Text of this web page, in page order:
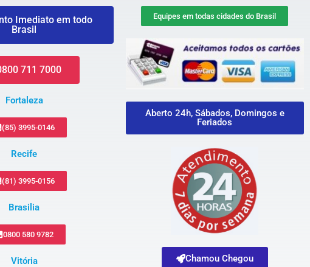
Imediato em todo
Brasil
711 7000
Fortaleza
(85) 3995-0146
Recife
(81) 3995-0156
Brasilia
0800 580 9782
Vitória
Equipes em todas cidades do Brasil
Aberto 24h, Sábados, Domingos e
Feriados
Chamou Chegou